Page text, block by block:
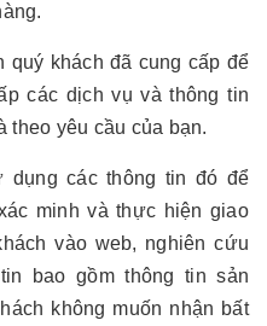
quý khách đã cung cấp để
các dịch vụ và thông tin
theo yêu cầu của bạn.
các thông tin đó để
minh và thực hiện giao
vào web, nghiên cứu
bao gồm thông tin sản
không muốn nhận bất